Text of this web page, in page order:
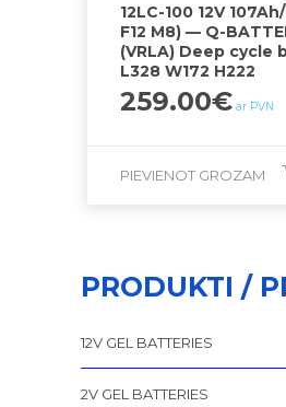
12LC-100 12V
F12 M8) — Q-
(VRLA) Deep cycle
L328 W172 H222
259.00€ ar PVN
PIEVIENOT GROZAM
PRODUKTI /
12V GEL BATTERIES
2V GEL BATTERIES